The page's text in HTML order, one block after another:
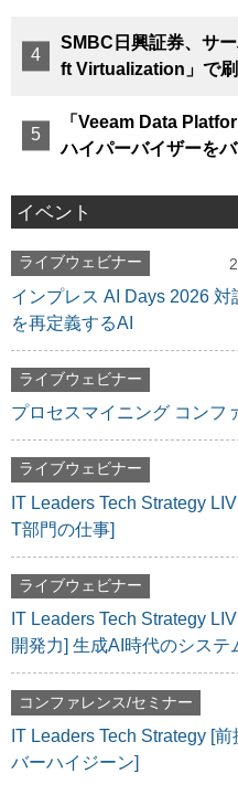
SMBC日興証券、サ
ft Virtualization」で
「Veeam Data
ハイパーバイザーを
イベント
ライブウェビナー
インプレス AI Days 2026
を再定義するAI
ライブウェビナー
プロセスマイニング コンフ
ライブウェビナー
IT Leaders Tech Strategy
T部門の仕事]
ライブウェビナー
IT Leaders Tech Strategy
開発力] 生成AI時代のシステ
コンファレンス/セミナー
IT Leaders Tech Strategy [
バーハイジーン]